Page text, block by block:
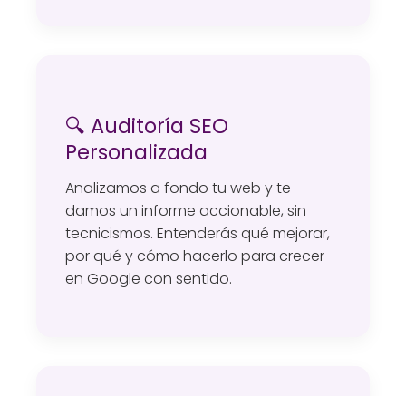
🔍 Auditoría SEO
Personalizada
Analizamos a fondo tu web y te
damos un informe accionable, sin
tecnicismos. Entenderás qué mejorar,
por qué y cómo hacerlo para crecer
en Google con sentido.